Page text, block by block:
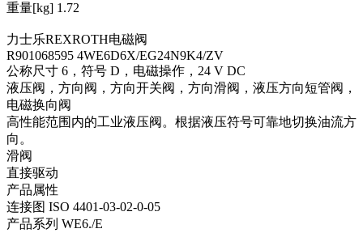
重量[kg] 1.72
力士乐REXROTH电磁阀
R901068595 4WE6D6X/EG24N9K4/ZV
公称尺寸 6，符号 D，电磁操作，24 V DC
液压阀，方向阀，方向开关阀，方向滑阀，液压方向短管阀，
电磁换向阀
高性能范围内的工业液压阀。根据液压符号可靠地切换油流方
向。
滑阀
直接驱动
产品属性
连接图 ISO 4401-03-02-0-05
产品系列 WE6./E